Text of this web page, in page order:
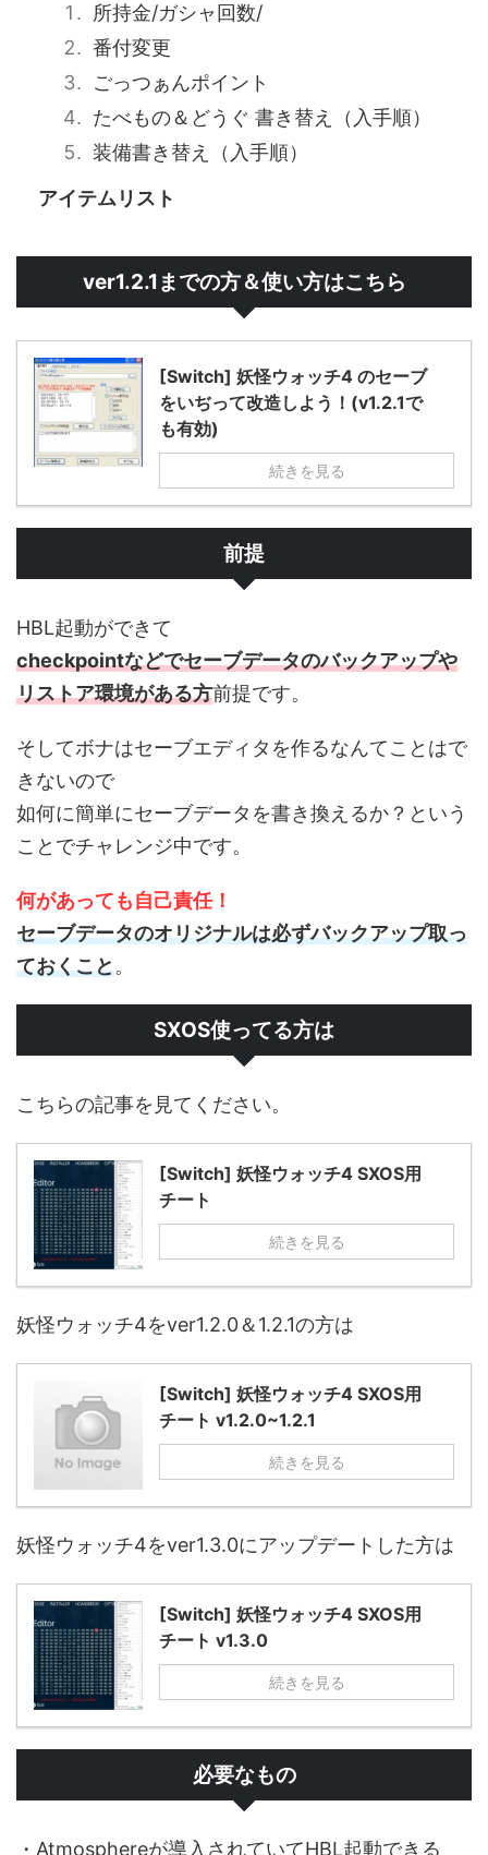
所持金/ガシャ回数/
番付変更
ごっつぁんポイント
たべもの＆どうぐ 書き替え（入手順）
装備書き替え（入手順）
アイテムリスト
ver1.2.1までの方＆使い方はこちら
[Switch] 妖怪ウォッチ4 のセーブ
をいぢって改造しよう！(v1.2.1で
も有効)
続きを見る
前提
HBL起動ができて
checkpointなどでセーブデータのバックアップや
リストア環境がある方前提です。
そしてボナはセーブエディタを作るなんてことはで
きないので
如何に簡単にセーブデータを書き換えるか？という
ことでチャレンジ中です。
何があっても自己責任！
セーブデータのオリジナルは必ずバックアップ取っ
ておくこと。
SXOS使ってる方は
こちらの記事を見てください。
[Switch] 妖怪ウォッチ4 SXOS用
チート
続きを見る
妖怪ウォッチ4をver1.2.0＆1.2.1の方は
[Switch] 妖怪ウォッチ4 SXOS用
チート v1.2.0~1.2.1
続きを見る
妖怪ウォッチ4をver1.3.0にアップデートした方は
[Switch] 妖怪ウォッチ4 SXOS用
チート v1.3.0
続きを見る
必要なもの
・Atmosphereが導入されていてHBL起動できる